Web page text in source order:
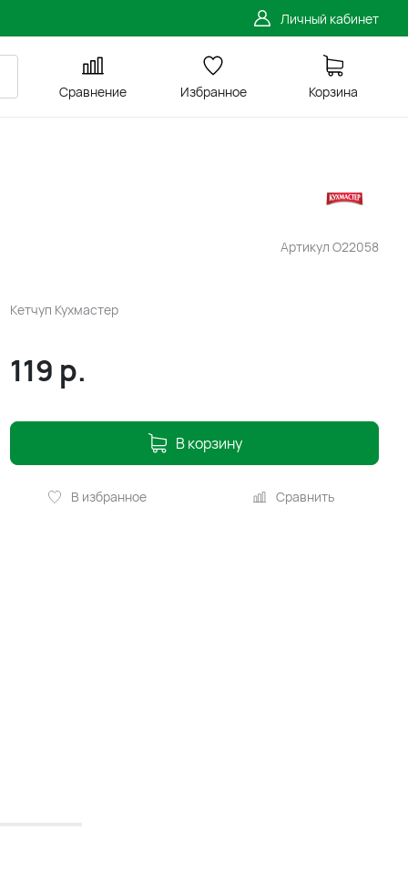
Личный кабинет
Сравнение Избранное Корзина
Артикул O22058
Кетчуп Кухмастер
119 р.
В корзину
В избранное Сравнить